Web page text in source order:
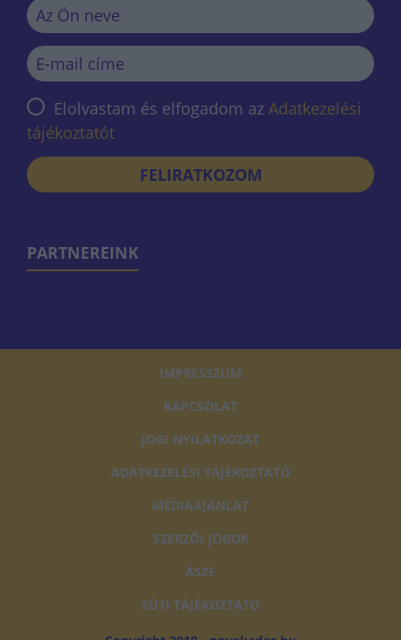
Elolvastam és elfogadom az Adatkezelési
tájékoztatót
FELIRATKOZOM
PARTNEREINK
IMPRESSZUM
KAPCSOLAT
JOGI NYILATKOZAT
ADATKEZELÉSI TÁJÉKOZTATÓ
MÉDIAAJÁNLAT
SZERZŐI JOGOK
ÁSZF
SÜTI TÁJÉKOZTATÓ